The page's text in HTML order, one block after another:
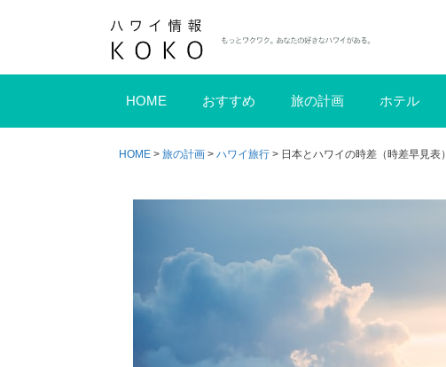
へ
HOME おすすめ 旅の計画 ホテル
HOME > 旅の計画 > ハワイ旅行 > 日本とハワイの時差（時差早見表）